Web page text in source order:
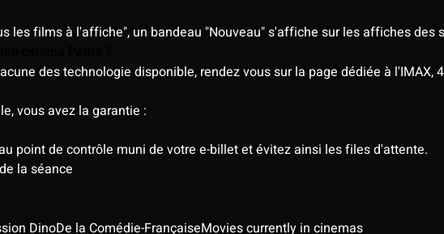
les films à l'affiche", un bandeau "Nouveau" s'affiche sur les affiches des
des technologie disponible, rendez vous sur la page dédiée à l'IMAX,
vous avez la garantie :
point de contrôle muni de votre e-billet et évitez ainsi les files d'attente.
la séance
DinoDe la Comédie-FrançaiseMovies currently in cinemas